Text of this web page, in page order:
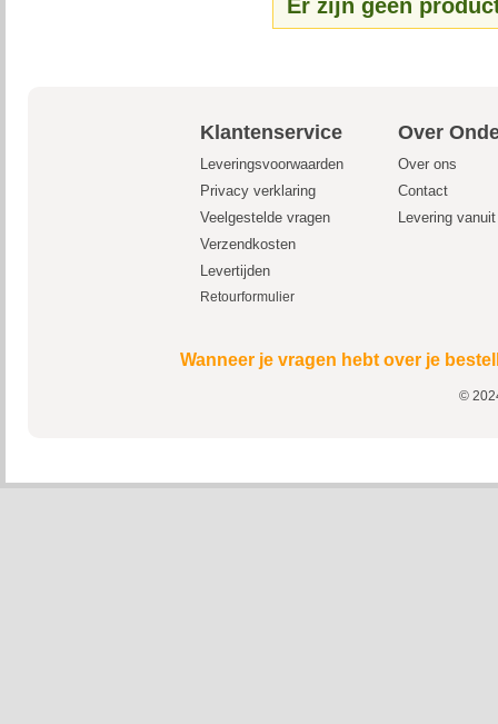
Er zijn geen
Klantenservice Over
Leveringsvoorwaarden
Over ons
Privacy verklaring
Contact
Veelgestelde vragen
Levering
Verzendkosten
Levertijden
Retourformulier
Wanneer je vragen hebt over je
©